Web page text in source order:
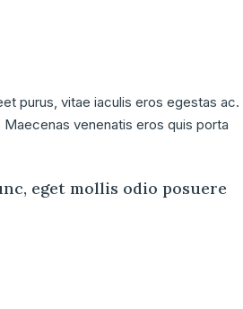
purus, vitae iaculis eros egestas ac.
venenatis eros quis porta
eget mollis odio posuere